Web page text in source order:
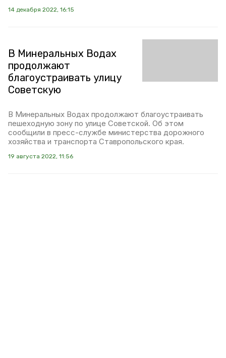
14 декабря 2022, 16:15
В Минеральных Водах
продолжают
благоустраивать улицу
Советскую
В Минеральных Водах продолжают благоустраивать
пешеходную зону по улице Советской. Об этом
сообщили в пресс-службе министерства дорожного
хозяйства и транспорта Ставропольского края.
19 августа 2022, 11:56